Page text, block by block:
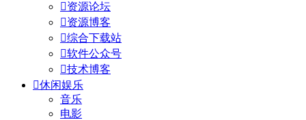
资源论坛
资源博客
综合下载站
软件公众号
技术博客
休闲娱乐
音乐
电影